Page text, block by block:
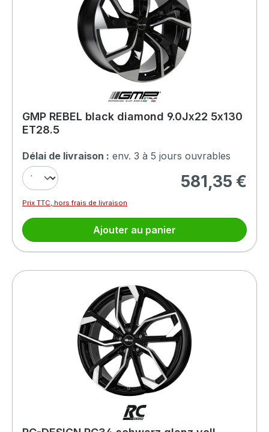
GMP REBEL black diamond 9.0Jx22 5x130
ET28.5
Délai de livraison : env. 3 à 5 jours ouvrables
Prix régulier :
581,35 €
Prix TTC, hors frais de livraison
Ajouter au panier